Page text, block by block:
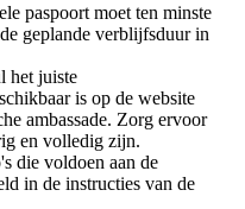
paspoort moet ten minste
geplande verblijfsduur in
het juiste
is op de website
ambassade. Zorg ervoor
en volledig zijn.
die voldoen aan de
in de instructies van de